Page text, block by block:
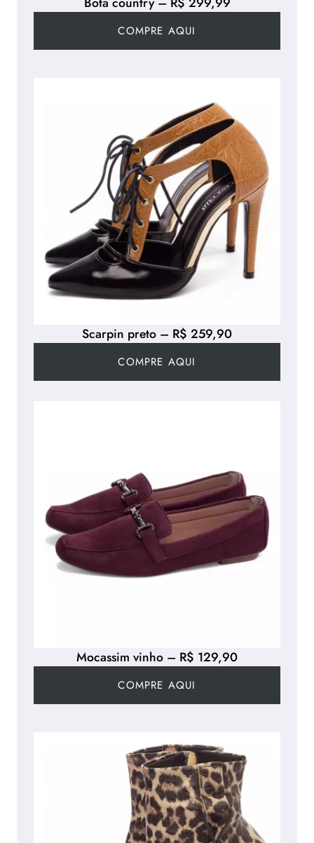
Scarpin preto – R$ 259,90
COMPRE AQUI
COMPRE AQUI
Mocassim vinho – R$ 129,90
COMPRE AQUI